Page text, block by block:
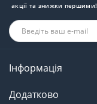
акції та знижки першими!
Інформація
Додатково